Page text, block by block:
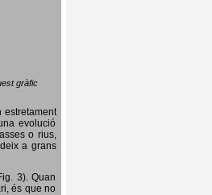
gràfic
estretament
evolució
o rius,
a grans
3). Quan
és que no